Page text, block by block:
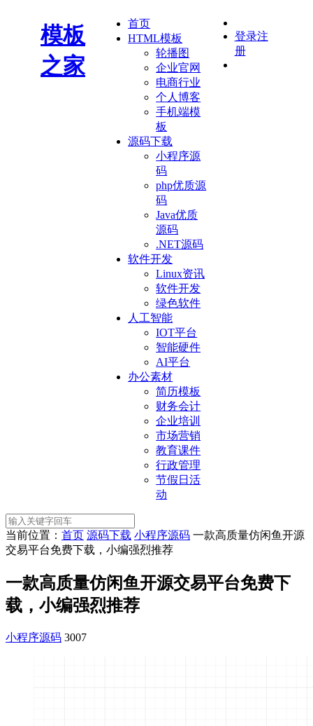
模板
之家
首页
HTML模板
轮播图
企业官网
电商行业
个人博客
手机端模
板
源码下载
小程序源
码
php优质源
码
Java优质
源码
.NET源码
软件开发
Linux资讯
软件开发
绿色软件
人工智能
IOT平台
智能硬件
AI平台
办公素材
简历模板
财务会计
企业培训
市场营销
教育课件
行政管理
节假日活
动
登录注
册
当前位置： 首页 源码下载 小程序源码 一款高质量仿闲鱼开源
交易平台免费下载，小编强烈推荐
一款高质量仿闲鱼开源交易平台免费下
载，小编强烈推荐
小程序源码 3007